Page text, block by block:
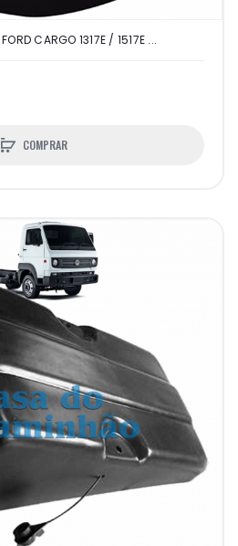
CARGO 1317E / 1517E ...
COMPRAR